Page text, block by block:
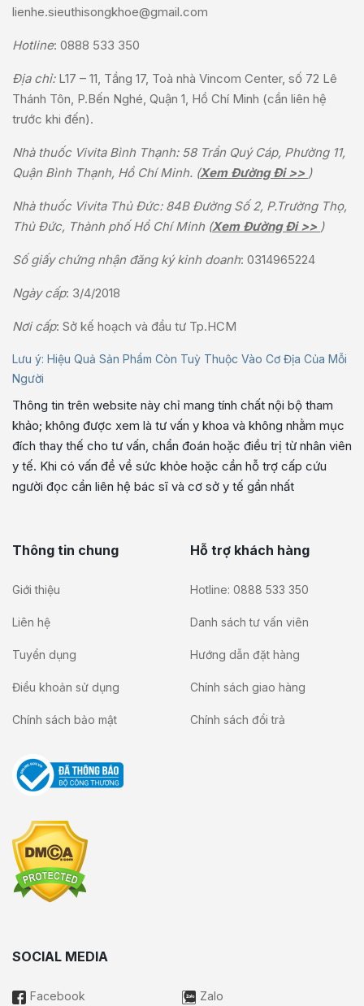
lienhe.sieuthisongkhoe@gmail.com
Hotline: 0888 533 350
Địa chỉ: L17 – 11, Tầng 17, Toà nhà Vincom Center, số 72 Lê
Thánh Tôn, P.Bến Nghé, Quận 1, Hồ Chí Minh (cần liên hệ
trước khi đến).
Nhà thuốc Vivita Bình Thạnh: 58 Trần Quý Cáp, Phường 11,
Quận Bình Thạnh, Hồ Chí Minh. (Xem Đường Đi >> )
Nhà thuốc Vivita Thủ Đức: 84B Đường Số 2, P.Trường Thọ,
Thủ Đức, Thành phố Hồ Chí Minh (Xem Đường Đi >> )
Số giấy chứng nhận đăng ký kinh doanh: 0314965224
Ngày cấp: 3/4/2018
Nơi cấp: Sở kế hoạch và đầu tư Tp.HCM
Lưu ý: Hiệu Quả Sản Phẩm Còn Tuỳ Thuộc Vào Cơ Địa Của Mỗi
Người
Thông tin trên website này chỉ mang tính chất nội bộ tham
khảo; không được xem là tư vấn y khoa và không nhằm mục
đích thay thế cho tư vấn, chẩn đoán hoặc điều trị từ nhân viên
y tế. Khi có vấn đề về sức khỏe hoặc cần hỗ trợ cấp cứu
người đọc cần liên hệ bác sĩ và cơ sở y tế gần nhất
Thông tin chung
Giới thiệu
Liên hệ
Tuyển dụng
Điều khoản sử dụng
Chính sách bảo mật
Hỗ trợ khách hàng
Hotline: 0888 533 350
Danh sách tư vấn viên
Hướng dẫn đặt hàng
Chính sách giao hàng
Chính sách đổi trả
SOCIAL MEDIA
Facebook Zalo